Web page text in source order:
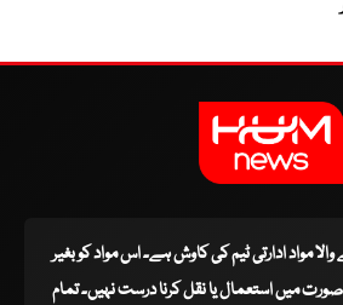
والا مواد ادارتی ٹیم کی کاوش ہے۔ اس مواد کو بغیر
میں استعمال یا نقل کرنا درست نہیں۔ تمام